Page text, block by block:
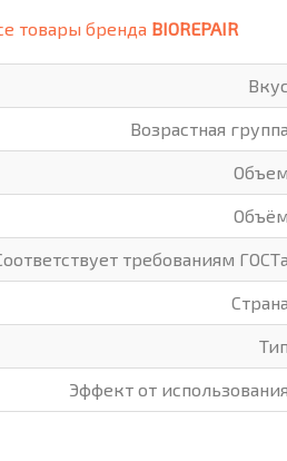
ХОЗТОВАРЫ
ЭЛЕКТРОТОВАРЫ И
товары бренда BIOREPAIR
Вкус
Возрастная группа
Объем
Объём
требованиям ГОСТа
Страна
Тип
Эффект от использования